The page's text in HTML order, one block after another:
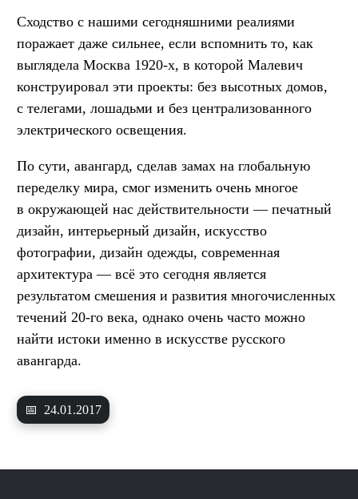
Сходство с нашими сегодняшними реалиями
поражает даже сильнее, если вспомнить то, как
выглядела Москва 1920-х, в которой Малевич
конструировал эти проекты: без высотных домов,
с телегами, лошадьми и без централизованного
электрического освещения.
По сути, авангард, сделав замах на глобальную
переделку мира, смог изменить очень многое
в окружающей нас действительности — печатный
дизайн, интерьерный дизайн, искусство
фотографии, дизайн одежды, современная
архитектура — всё это сегодня является
результатом смешения и развития многочисленных
течений 20-го века, однако очень часто можно
найти истоки именно в искусстве русского
авангарда.
📅 24.01.2017